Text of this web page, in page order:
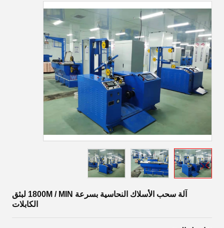
آلة سحب الأسلاك النحاسية بسرعة 1800M / MIN لبثق
الكابلات